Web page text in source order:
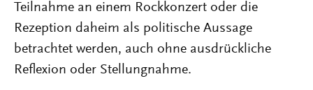
Teilnahme an einem Rockkonzert oder die
Rezeption daheim als politische Aussage
betrachtet werden, auch ohne ausdrückliche
Reflexion oder Stellungnahme.